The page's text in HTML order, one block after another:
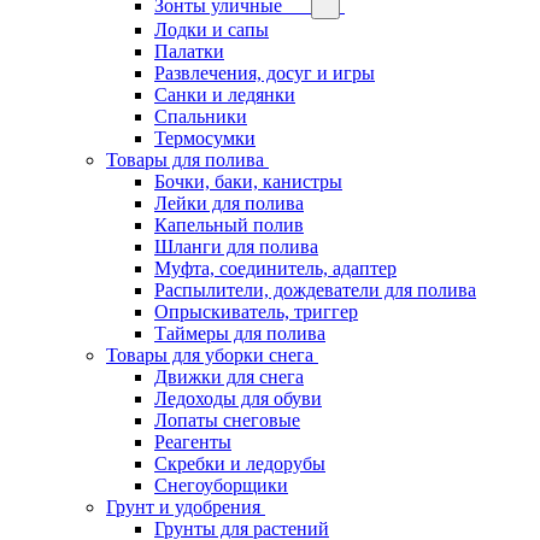
Зонты уличные
Лодки и сапы
Палатки
Развлечения, досуг и игры
Санки и ледянки
Спальники
Термосумки
Товары для полива
Бочки, баки, канистры
Лейки для полива
Капельный полив
Шланги для полива
Муфта, соединитель, адаптер
Распылители, дождеватели для полива
Опрыскиватель, триггер
Таймеры для полива
Товары для уборки снега
Движки для снега
Ледоходы для обуви
Лопаты снеговые
Реагенты
Скребки и ледорубы
Снегоуборщики
Грунт и удобрения
Грунты для растений